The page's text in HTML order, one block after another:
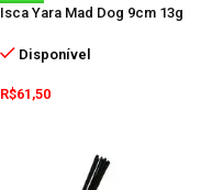
Isca Yara Mad Dog 9cm 13g
Disponível
R$61,50